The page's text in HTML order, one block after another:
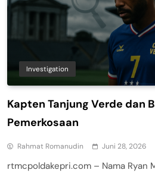
Investigation
Kapten Tanjung Verde dan
Pemerkosaan
Rahmat Romanudin Juni 28, 2026
rtmcpoldakepri.com – Nama Ryan